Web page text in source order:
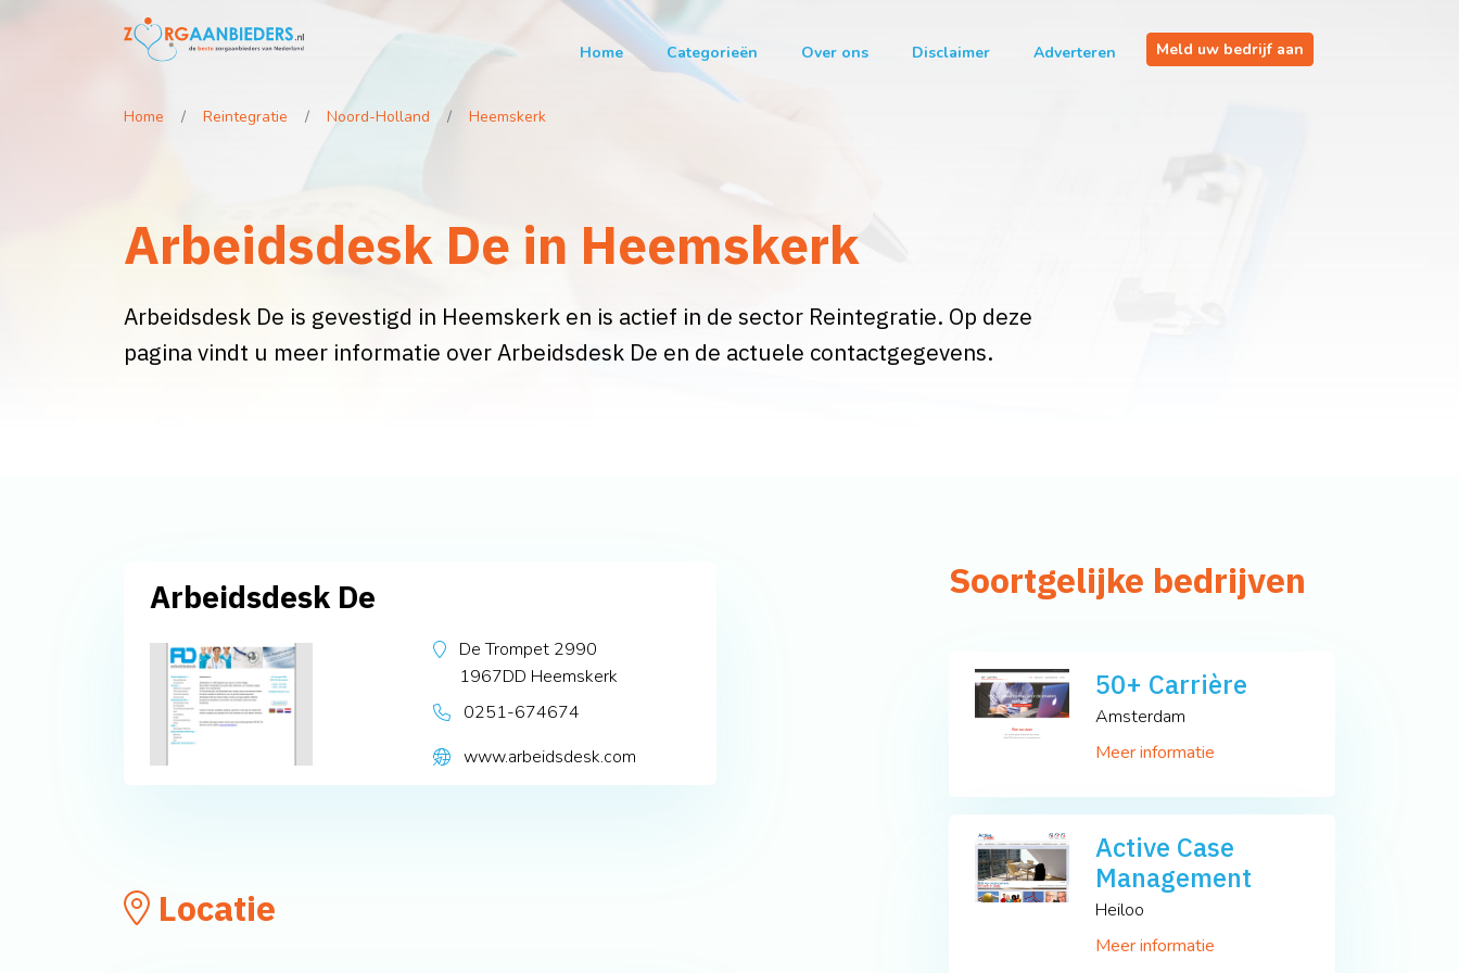
Home Categorieën Over ons Disclaimer Adverteren Meld uw bedrijf aan
Home Reintegratie Noord-Holland Heemskerk
Arbeidsdesk De in Heemskerk
Arbeidsdesk De is gevestigd in Heemskerk en is actief in de sector Reintegratie. Op deze
pagina vindt u meer informatie over Arbeidsdesk De en de actuele contactgegevens.
Arbeidsdesk De
De Trompet 2990
1967DD Heemskerk
0251-674674
www.arbeidsdesk.com
Locatie
Soortgelijke bedrijven
50+ Carrière
Amsterdam
Meer informatie
Active Case
Management
Heiloo
Meer informatie